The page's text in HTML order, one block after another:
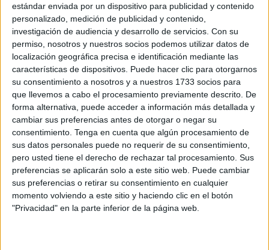
estándar enviada por un dispositivo para publicidad y contenido
personalizado, medición de publicidad y contenido,
investigación de audiencia y desarrollo de servicios. Con su
permiso, nosotros y nuestros socios podemos utilizar datos de
localización geográfica precisa e identificación mediante las
características de dispositivos. Puede hacer clic para otorgarnos
su consentimiento a nosotros y a nuestros 1733 socios para
que llevemos a cabo el procesamiento previamente descrito. De
forma alternativa, puede acceder a información más detallada y
cambiar sus preferencias antes de otorgar o negar su
consentimiento. Tenga en cuenta que algún procesamiento de
sus datos personales puede no requerir de su consentimiento,
pero usted tiene el derecho de rechazar tal procesamiento. Sus
preferencias se aplicarán solo a este sitio web. Puede cambiar
sus preferencias o retirar su consentimiento en cualquier
momento volviendo a este sitio y haciendo clic en el botón
"Privacidad" en la parte inferior de la página web.
Avanza la instalación de servicios
básicos para inmigrantes: una carpa, luz
y agua
HACE 47 MINUTOS
Persecución de la Guardia Civil a una
moto de agua en un pase de inmigrantes
HACE 2 HORAS
La Cámara de Comercio de Ceuta crea la
Oficina de Atención al Empresario frente
a la crisis
HACE 3 HORAS
La Guardia Civil localiza el cadáver de un
varón en la almadrabeta del Recinto